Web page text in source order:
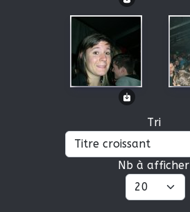
Tri
Nb à afficher